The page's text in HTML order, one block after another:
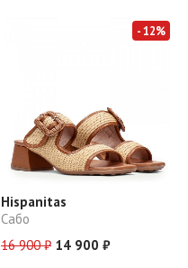
- 12%
Hispanitas
Сабо
16 900 ₽ 14 900 ₽